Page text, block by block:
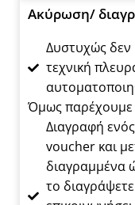
Ακύρωση/
Δυστυχώς δεν
τεχνική
Όμως παρέχουμε
Διαγραφή
voucher και
διαγραμμένα
το